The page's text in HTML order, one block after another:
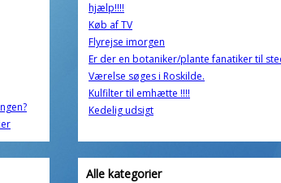
hjælp!!!!
Køb af TV
Flyrejse imorgen
Er der en botaniker/plante fanatiker til
Værelse søges i Roskilde.
Kulfilter til emhætte !!!!
Kedelig udsigt
Alle kategorier